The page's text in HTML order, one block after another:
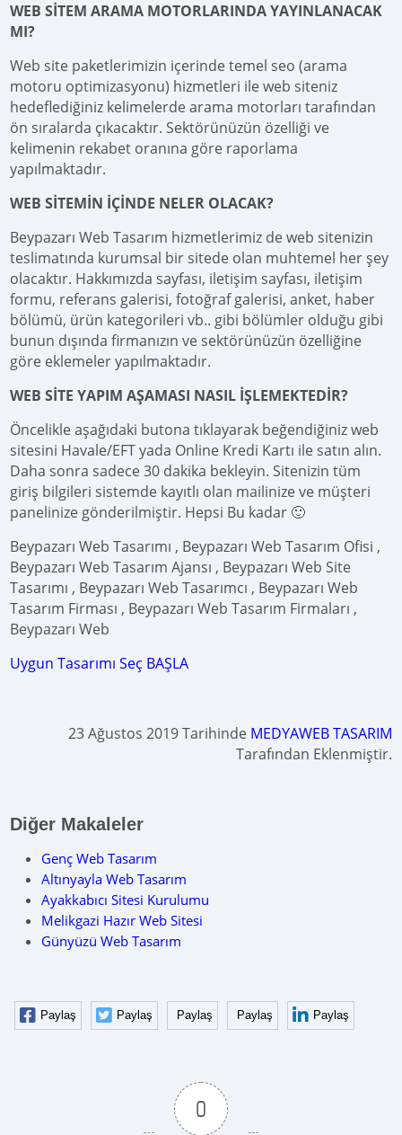
WEB SİTEM ARAMA MOTORLARINDA YAYINLANACAK
MI?
Web site paketlerimizin içerinde temel seo (arama
motoru optimizasyonu) hizmetleri ile web siteniz
hedeflediğiniz kelimelerde arama motorları tarafından
ön sıralarda çıkacaktır. Sektörünüzün özelliği ve
kelimenin rekabet oranına göre raporlama
yapılmaktadır.
WEB SİTEMİN İÇİNDE NELER OLACAK?
Beypazarı Web Tasarım hizmetlerimiz de web sitenizin
teslimatında kurumsal bir sitede olan muhtemel her şey
olacaktır. Hakkımızda sayfası, iletişim sayfası, iletişim
formu, referans galerisi, fotoğraf galerisi, anket, haber
bölümü, ürün kategorileri vb.. gibi bölümler olduğu gibi
bunun dışında firmanızın ve sektörünüzün özelliğine
göre eklemeler yapılmaktadır.
WEB SİTE YAPIM AŞAMASI NASIL İŞLEMEKTEDİR?
Öncelikle aşağıdaki butona tıklayarak beğendiğiniz web
sitesini Havale/EFT yada Online Kredi Kartı ile satın alın.
Daha sonra sadece 30 dakika bekleyin. Sitenizin tüm
giriş bilgileri sistemde kayıtlı olan mailinize ve müşteri
panelinize gönderilmiştir. Hepsi Bu kadar 🙂
Beypazarı Web Tasarımı , Beypazarı Web Tasarım Ofisi ,
Beypazarı Web Tasarım Ajansı , Beypazarı Web Site
Tasarımı , Beypazarı Web Tasarımcı , Beypazarı Web
Tasarım Firması , Beypazarı Web Tasarım Firmaları ,
Beypazarı Web
Uygun Tasarımı Seç BAŞLA
23 Ağustos 2019 Tarihinde MEDYAWEB TASARIM
Tarafından Eklenmiştir.
Diğer Makaleler
Genç Web Tasarım
Altınyayla Web Tasarım
Ayakkabıcı Sitesi Kurulumu
Melikgazi Hazır Web Sitesi
Günyüzü Web Tasarım
Paylaş Paylaş Paylaş Paylaş Paylaş
0